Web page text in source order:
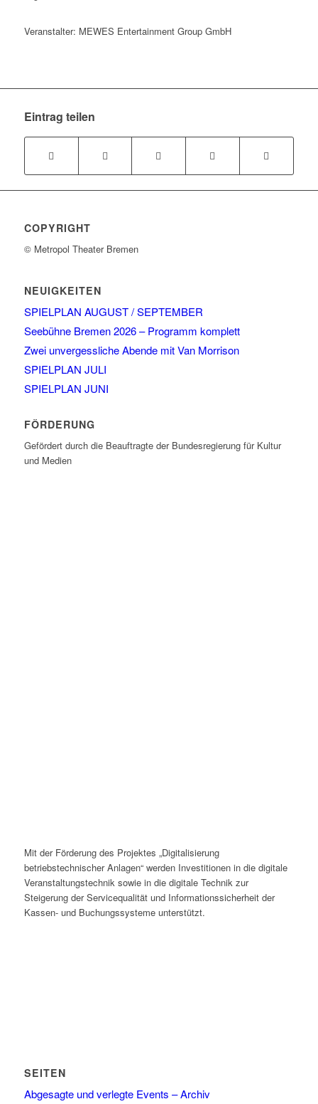
Veranstalter: MEWES Entertainment Group GmbH
Eintrag teilen
COPYRIGHT
© Metropol Theater Bremen
NEUIGKEITEN
SPIELPLAN AUGUST / SEPTEMBER
Seebühne Bremen 2026 – Programm komplett
Zwei unvergessliche Abende mit Van Morrison
SPIELPLAN JULI
SPIELPLAN JUNI
FÖRDERUNG
Gefördert durch die Beauftragte der Bundesregierung für Kultur
und Medien
Mit der Förderung des Projektes „Digitalisierung
betriebstechnischer Anlagen“ werden Investitionen in die digitale
Veranstaltungstechnik sowie in die digitale Technik zur
Steigerung der Servicequalität und Informationssicherheit der
Kassen- und Buchungssysteme unterstützt.
SEITEN
Abgesagte und verlegte Events – Archiv